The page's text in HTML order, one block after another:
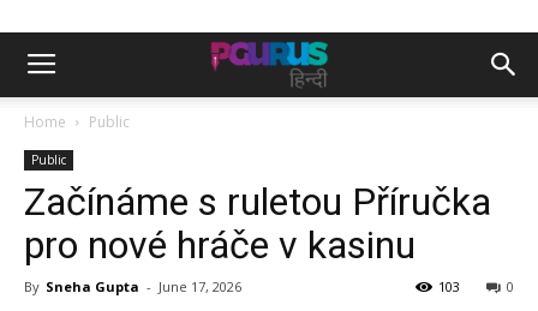
Home Public
Public
Začínáme s ruletou Příručka
pro nové hráče v kasinu
By Sneha Gupta - June 17, 2026 0
103